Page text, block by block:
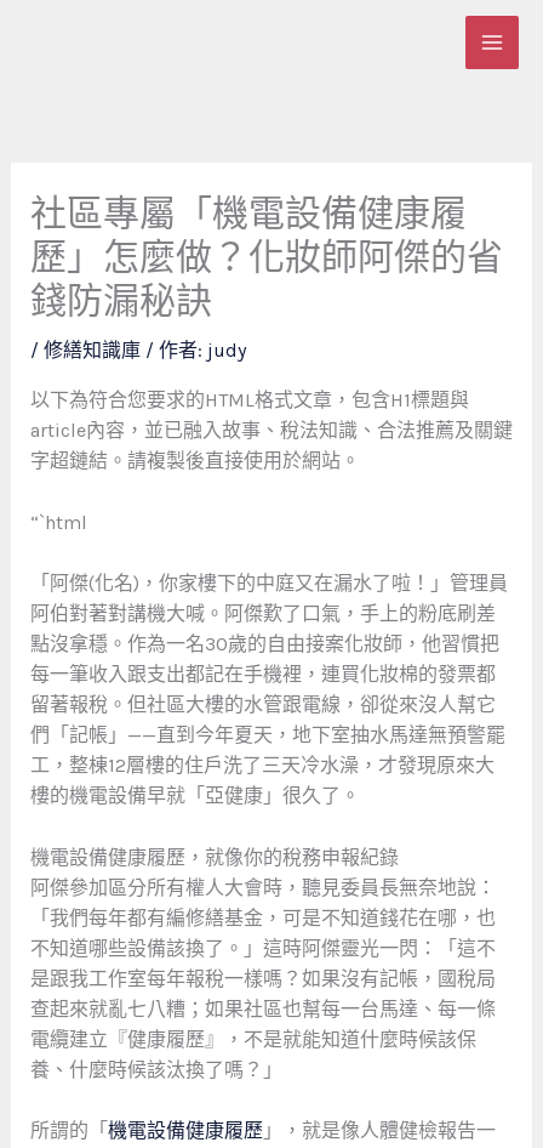
社區專屬「機電設備健康履
歷」怎麼做？化妝師阿傑的省
錢防漏秘訣
/ 修繕知識庫/ 作者: judy
以下為符合您要求的HTML格式文章，包含H1標題與
article內容，並已融入故事、稅法知識、合法推薦及關鍵
字超鏈結。請複製後直接使用於網站。
“`html
「阿傑(化名)，你家樓下的中庭又在漏水了啦！」管理員
阿伯對著對講機大喊。阿傑歎了口氣，手上的粉底刷差
點沒拿穩。作為一名30歲的自由接案化妝師，他習慣把
每一筆收入跟支出都記在手機裡，連買化妝棉的發票都
留著報稅。但社區大樓的水管跟電線，卻從來沒人幫它
們「記帳」——直到今年夏天，地下室抽水馬達無預警罷
工，整棟12層樓的住戶洗了三天冷水澡，才發現原來大
樓的機電設備早就「亞健康」很久了。
機電設備健康履歷，就像你的稅務申報紀錄
阿傑參加區分所有權人大會時，聽見委員長無奈地說：
「我們每年都有編修繕基金，可是不知道錢花在哪，也
不知道哪些設備該換了。」這時阿傑靈光一閃：「這不
是跟我工作室每年報稅一樣嗎？如果沒有記帳，國稅局
查起來就亂七八糟；如果社區也幫每一台馬達、每一條
電纜建立『健康履歷』，不是就能知道什麼時候該保
養、什麼時候該汰換了嗎？」
所謂的「 機電設備健康履歷 」，就是像人體健檢報告一